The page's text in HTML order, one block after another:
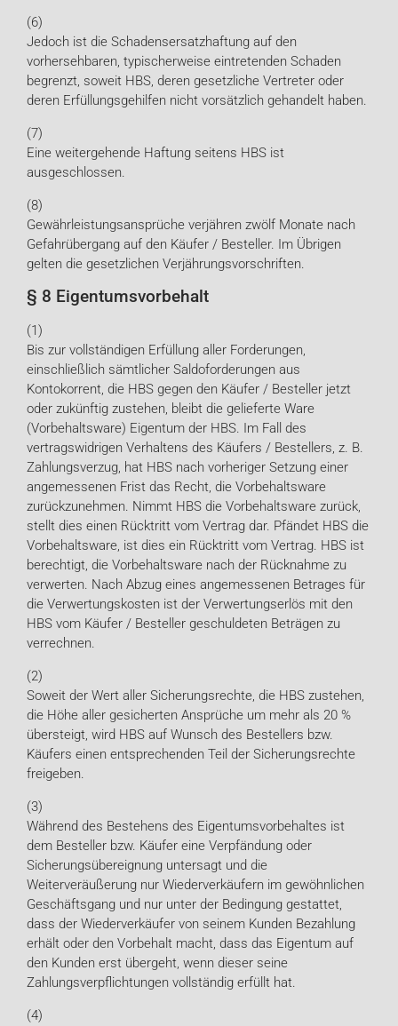
(6)
Jedoch ist die Schadensersatzhaftung auf den
vorhersehbaren, typischerweise eintretenden Schaden
begrenzt, soweit HBS, deren gesetzliche Vertreter oder
deren Erfüllungsgehilfen nicht vorsätzlich gehandelt haben.
(7)
Eine weitergehende Haftung seitens HBS ist
ausgeschlossen.
(8)
Gewährleistungsansprüche verjähren zwölf Monate nach
Gefahrübergang auf den Käufer / Besteller. Im Übrigen
gelten die gesetzlichen Verjährungsvorschriften.
§ 8 Eigentumsvorbehalt
(1)
Bis zur vollständigen Erfüllung aller Forderungen,
einschließlich sämtlicher Saldoforderungen aus
Kontokorrent, die HBS gegen den Käufer / Besteller jetzt
oder zukünftig zustehen, bleibt die gelieferte Ware
(Vorbehaltsware) Eigentum der HBS. Im Fall des
vertragswidrigen Verhaltens des Käufers / Bestellers, z. B.
Zahlungsverzug, hat HBS nach vorheriger Setzung einer
angemessenen Frist das Recht, die Vorbehaltsware
zurückzunehmen. Nimmt HBS die Vorbehaltsware zurück,
stellt dies einen Rücktritt vom Vertrag dar. Pfändet HBS die
Vorbehaltsware, ist dies ein Rücktritt vom Vertrag. HBS ist
berechtigt, die Vorbehaltsware nach der Rücknahme zu
verwerten. Nach Abzug eines angemessenen Betrages für
die Verwertungskosten ist der Verwertungserlös mit den
HBS vom Käufer / Besteller geschuldeten Beträgen zu
verrechnen.
(2)
Soweit der Wert aller Sicherungsrechte, die HBS zustehen,
die Höhe aller gesicherten Ansprüche um mehr als 20 %
übersteigt, wird HBS auf Wunsch des Bestellers bzw.
Käufers einen entsprechenden Teil der Sicherungsrechte
freigeben.
(3)
Während des Bestehens des Eigentumsvorbehaltes ist
dem Besteller bzw. Käufer eine Verpfändung oder
Sicherungsübereignung untersagt und die
Weiterveräußerung nur Wiederverkäufern im gewöhnlichen
Geschäftsgang und nur unter der Bedingung gestattet,
dass der Wiederverkäufer von seinem Kunden Bezahlung
erhält oder den Vorbehalt macht, dass das Eigentum auf
den Kunden erst übergeht, wenn dieser seine
Zahlungsverpflichtungen vollständig erfüllt hat.
(4)